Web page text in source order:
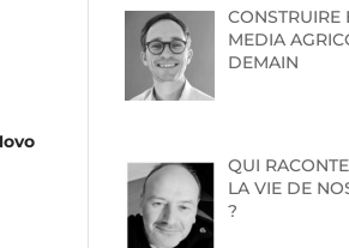
CONSTRUIRE
MEDIA
DEMAIN
QUI
LA VIE DE
?